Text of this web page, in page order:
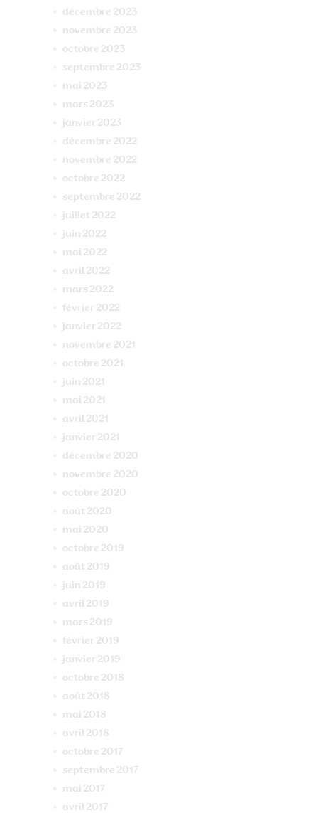
décembre 2023
novembre 2023
octobre 2023
septembre 2023
mai 2023
mars 2023
janvier 2023
décembre 2022
novembre 2022
octobre 2022
septembre 2022
juillet 2022
juin 2022
mai 2022
avril 2022
mars 2022
février 2022
janvier 2022
novembre 2021
octobre 2021
juin 2021
mai 2021
avril 2021
janvier 2021
décembre 2020
novembre 2020
octobre 2020
août 2020
mai 2020
octobre 2019
août 2019
juin 2019
avril 2019
mars 2019
février 2019
janvier 2019
octobre 2018
août 2018
mai 2018
avril 2018
octobre 2017
septembre 2017
mai 2017
avril 2017